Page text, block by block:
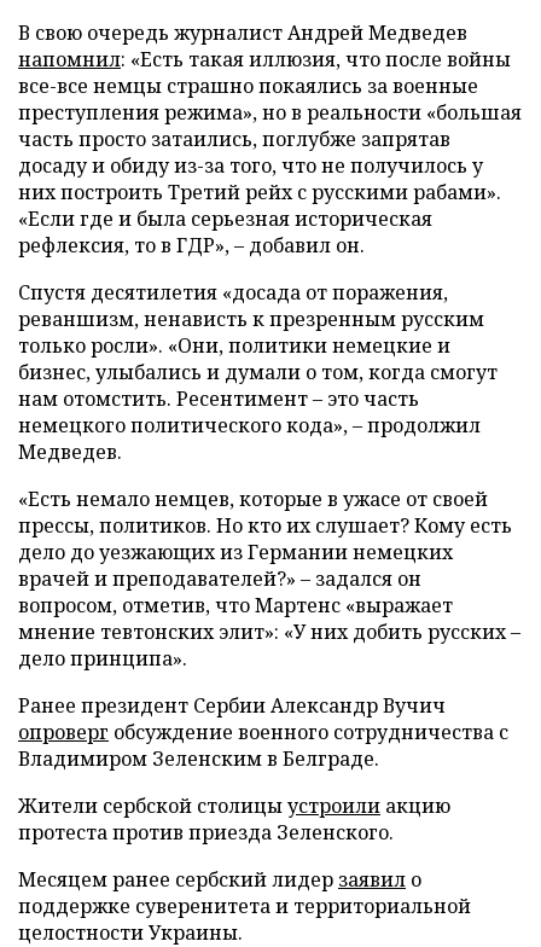
В свою очередь журналист Андрей Медведев
напомнил: «Есть такая иллюзия, что после войны
все-все немцы страшно покаялись за военные
преступления режима», но в реальности «большая
часть просто затаились, поглубже запрятав
досаду и обиду из-за того, что не получилось у
них построить Третий рейх с русскими рабами».
«Если где и была серьезная историческая
рефлексия, то в ГДР», – добавил он.
Спустя десятилетия «досада от поражения,
реваншизм, ненависть к презренным русским
только росли». «Они, политики немецкие и
бизнес, улыбались и думали о том, когда смогут
нам отомстить. Ресентимент – это часть
немецкого политического кода», – продолжил
Медведев.
«Есть немало немцев, которые в ужасе от своей
прессы, политиков. Но кто их слушает? Кому есть
дело до уезжающих из Германии немецких
врачей и преподавателей?» – задался он
вопросом, отметив, что Мартенс «выражает
мнение тевтонских элит»: «У них добить русских –
дело принципа».
Ранее президент Сербии Александр Вучич
опроверг обсуждение военного сотрудничества с
Владимиром Зеленским в Белграде.
Жители сербской столицыустроили акцию
протеста против приезда Зеленского.
Месяцем ранее сербский лидер заявил о
поддержке суверенитета и территориальной
целостности Украины.